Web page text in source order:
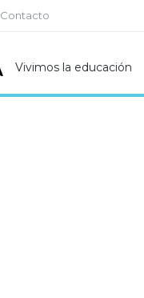
Contacto
Vivimos la educación